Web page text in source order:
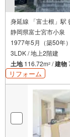
身延線 「富士根」駅
静岡県富士宮市小泉
1977年5月（築50年）
3LDK / 地上2階建
土地116.72m2 /建物
リフォーム